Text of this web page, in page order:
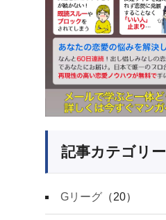
記事カテゴリー
Gリーグ （20）